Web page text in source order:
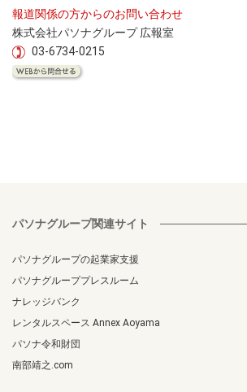
報道関係の方からのお問い合わせ
株式会社パソナグループ 広報室
03-6734-0215
パソナグループ関連サイト
パソナグループの起業家支援
パソナグループプレスルーム
ナレッジバンク
レンタルスペース Annex Aoyama
パソナ令和財団
南部靖之.com